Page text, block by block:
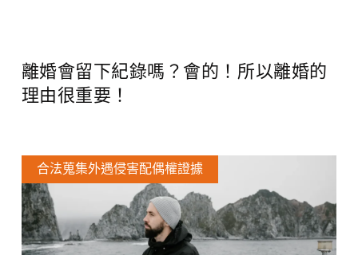
離婚會留下紀錄嗎？會的！所以離婚的
理由很重要！
合法蒐集外遇侵害配偶權證據